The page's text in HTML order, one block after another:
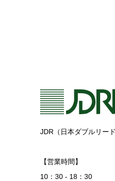
JDR（日本ダブルリー
【営業時間】
10：30 - 18：30